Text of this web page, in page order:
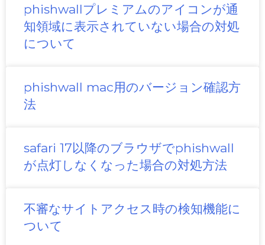
phishwallプレミアムのアイコンが通
知領域に表示されていない場合の対処
について
phishwall mac用のバージョン確認方
法
safari 17以降のブラウザでphishwall
が点灯しなくなった場合の対処方法
不審なサイトアクセス時の検知機能に
ついて